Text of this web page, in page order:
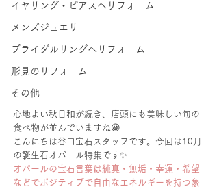
イヤリング・ピアスへリフォーム
メンズジュエリー
ブライダルリングへリフォーム
形見のリフォーム
その他
心地よい秋日和が続き、店頭にも美味しい旬の
食べ物が並んでいますね😀
こんにちは谷口宝石スタッフです。今回は10月
の誕生石オパール特集です✨
オパールの宝石言葉は純真・無垢・幸運・希望
などでポジティブで自由なエネルギーを持つ象